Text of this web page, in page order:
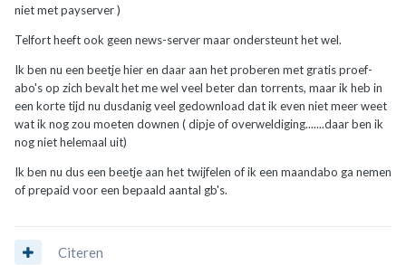
niet met payserver )
Telfort heeft ook geen news-server maar ondersteunt het wel.
Ik ben nu een beetje hier en daar aan het proberen met gratis proef-
abo's op zich bevalt het me wel veel beter dan torrents, maar ik heb in
een korte tijd nu dusdanig veel gedownload dat ik even niet meer weet
wat ik nog zou moeten downen ( dipje of overweldiging.......daar ben ik
nog niet helemaal uit)
Ik ben nu dus een beetje aan het twijfelen of ik een maandabo ga nemen
of prepaid voor een bepaald aantal gb's.
Citeren